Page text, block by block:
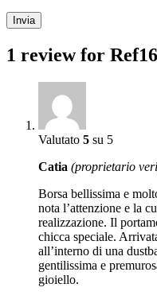
1 review for
Valutato 5 su 5
Catia (proprietario
Borsa bellissima e
nota l’attenzione e la
realizzazione. Il
chicca speciale.
all’interno di una
gentilissima e
gioiello.